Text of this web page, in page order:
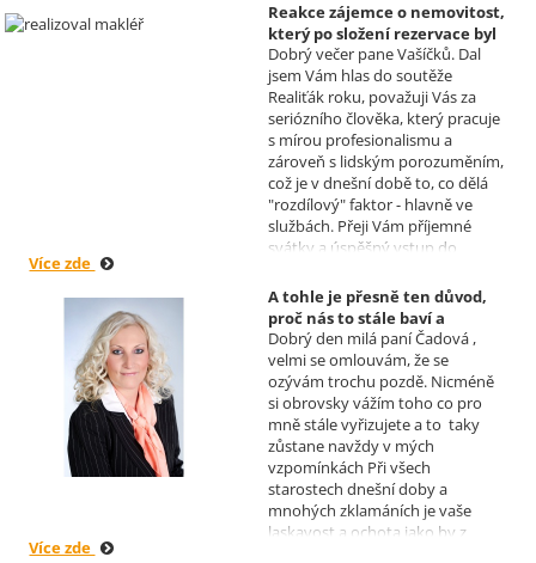
Reakce zájemce o nemovitost,
který po složení rezervace byl
nucen od koupi odstoupit.
Realizoval makléř: David
Vašíček
Dobrý večer pane Vašíčků. Dal
jsem Vám hlas do soutěže
Realiťák roku, považuji Vás za
seriózního člověka, který pracuje
s mírou profesionalismu a
zároveň s lidským porozuměním,
což je v dnešní době to, co dělá
"rozdílový" faktor - hlavně ve
službách. Přeji Vám příjemné
svátky a úspěšný vstup do
Více zde
A tohle je přesně ten důvod,
proč nás to stále baví a
naplňuje, poděkování od pana
Míška.
Realizoval makléř: Sylva
Čadová
Dobrý den milá paní Čadová ,
velmi se omlouvám, že se
ozývám trochu pozdě. Nicméně
si obrovsky vážím toho co pro
mně stále vyřizujete a to taky
zůstane navždy v mých
vzpomínkách Při všech
starostech dnešní doby a
mnohých zklamáních je vaše
laskavost a ochota jako by z
Více zde